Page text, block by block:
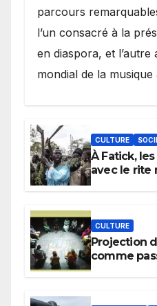
parcours
l’un consacré à la
en diaspora, et
mondial de la musique
CULTURE
À Fatick,
avec le rite
CULTURE
Projection
comme